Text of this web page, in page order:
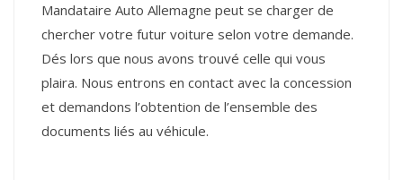
Mandataire Auto Allemagne peut se charger de
chercher votre futur voiture selon votre demande.
Dés lors que nous avons trouvé celle qui vous
plaira. Nous entrons en contact avec la concession
et demandons l’obtention de l’ensemble des
documents liés au véhicule.